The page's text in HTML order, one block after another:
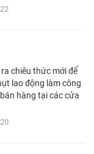
tình hình giá đất Đà
chiêu thức mới để
lao động làm công
hàng tại các cửa